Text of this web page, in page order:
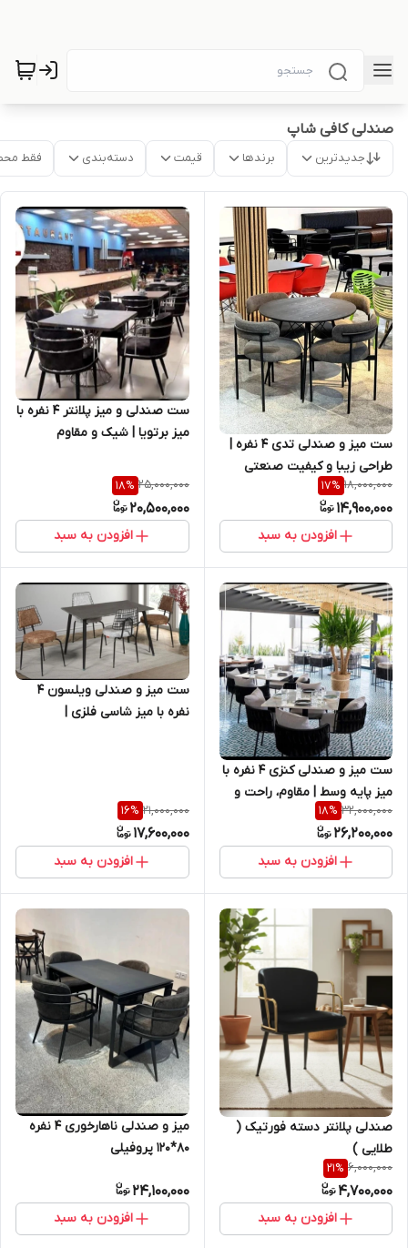
صندلی کافی شاپ
جدیدترین برندها قیمت دسته‌بندی فقط
ست میز و صندلی تدی ۴ نفره |
طراحی زیبا و کیفیت صنعتی
18,000,000
17%
14,900,000
افزودن به سبد
ست صندلی و میز پلانتر ۴ نفره با
میز برتویا | شیک و مقاوم
25,000,000
18%
20,500,000
افزودن به سبد
ست میز و صندلی کنزی ۴ نفره با
میز پایه وسط | مقاوم، راحت و
مناسب فضای شلوغ
32,000,000
18%
26,200,000
افزودن به سبد
ست میز و صندلی ویلسون ۴
نفره با میز شاسی فلزی |
21,000,000
16%
17,600,000
افزودن به سبد
صندلی پلانتر دسته فورتیک (
طلایی )
6,000,000
21%
4,700,000
افزودن به سبد
میز و صندلی ناهارخوری ۴ نفره
80*120 پروفیلی
24,100,000
افزودن به سبد